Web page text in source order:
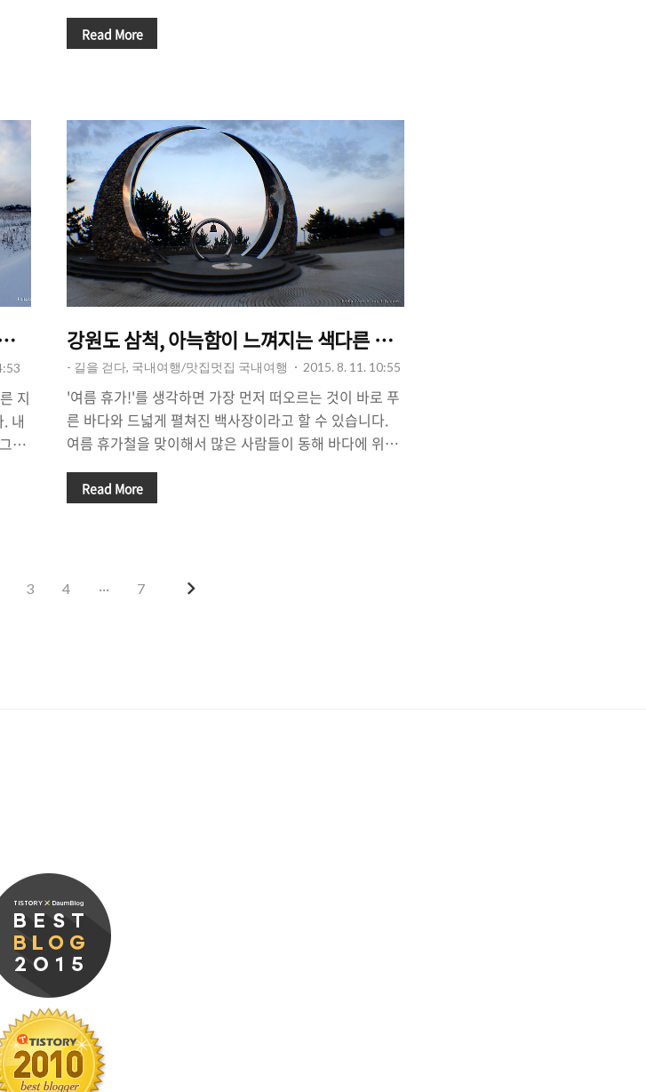
등
녀
학생 시절, 여러 단체/학교 주관의 국토 대장정 프로그램
은 아니다. 서울에서 차를 타고 쉬지 않고 달려도 5시간(평
일 기준). 반나절을 꼬박 차에서 보내야지만 닿을 수 있는
곳이기에, 하루 정도의 여유를 두고(1박 2일) 찾지 않는다
면 땅끝 바다에서 불어오는 바람을 맞을 때 일어나는 마음
속 묘한 감정을 제대로 경..
Read More
련지와 낙지.
지
내
곳
여
강원도 삼척, 아늑함이 느껴지는 색다른 동해 바다 - 삼척, 하루 여행.
- 길을 걷다, 국내여행/맛집멋집 국내여행 2015. 8. 11. 10:55
'여름 휴가!'를 생각하면 가장 먼저 떠오르는 것이 바로 푸
른 바다와 드넓게 펼쳐진 백사장이라고 할 수 있습니다.
여름 휴가철을 맞이해서 많은 사람들이 동해 바다에 위치
명 해수욕장 중 하나인 강릉의 '경포 해수욕장'을 중심으
타고 3~4시간 정도면 충분히 닿을 수 있기 때문에(평일 기
Read More
3 4 ··· 7
다